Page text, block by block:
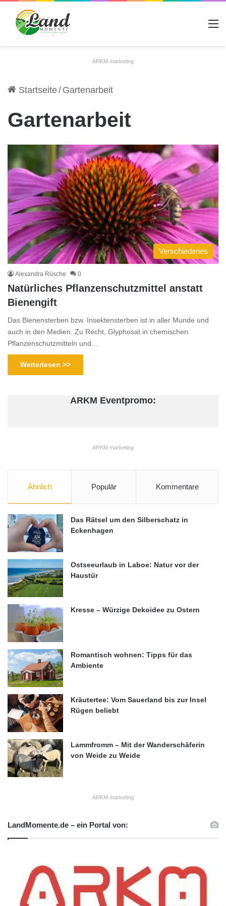
ARKM.marketing
Startseite/ Gartenarbeit
Gartenarbeit
Verschiedenes
Alexandra Rüsche 0
Natürliches Pflanzenschutzmittel anstatt
Bienengift
Das Bienensterben bzw. Insektensterben ist in aller Munde und
auch in den Medien. Zu Recht, Glyphosat in chemischen
Pflanzenschutzmitteln und…
Weiterlesen >>
ARKM Eventpromo:
ARKM.marketing
Ähnlich Populär Kommentare
Das Rätsel um den Silberschatz in
Eckenhagen
Ostseeurlaub in Laboe: Natur vor der
Haustür
Kresse – Würzige Dekoidee zu Ostern
Romantisch wohnen: Tipps für das
Ambiente
Kräutertee: Vom Sauerland bis zur Insel
Rügen beliebt
Lammfromm – Mit der Wanderschäferin
von Weide zu Weide
ARKM.marketing
LandMomente.de – ein Portal von: